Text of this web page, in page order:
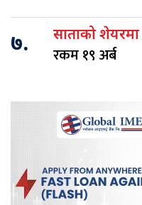
७. साताको शेयरमा
रकम १९ अर्ब